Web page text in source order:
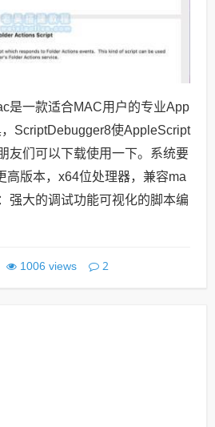
是一款适合MAC用户的专业App
ScriptDebugger8使AppleScript
友们可以下载使用一下。系统要
高版本，x64位处理器，兼容ma
强大的调试功能可视化的脚本编
1006 views 2